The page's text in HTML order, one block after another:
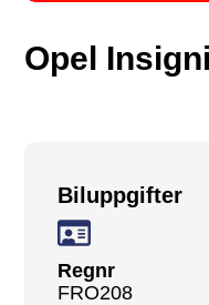
Opel
Biluppgifter
Regnr
FRO208